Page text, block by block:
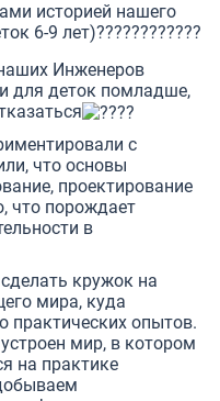
историей нашего
6-9 лет)????????????
Инженеров
для деток помладше,
с
что основы
проектирование
что порождает
в
кружок на
мира, куда
практических опытов.
мир, в котором
на практике